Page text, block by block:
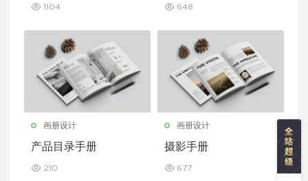
1104 648
画册设计
产品目录手册
210
画册设计
摄影手册
677